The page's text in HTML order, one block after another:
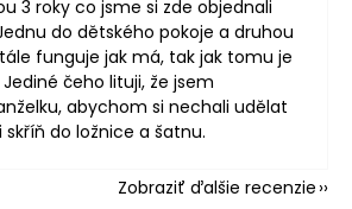
3 roky co jsme si zde objednali
do dětského pokoje a druhou
funguje jak má, tak jak tomu je
čeho lituji, že jsem
abychom si nechali udělat
do ložnice a šatnu.
Zobraziť ďalšie recenzie